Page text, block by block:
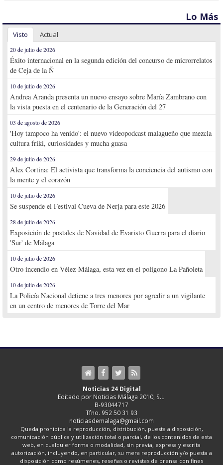
Lo Más
Visto Actual
20 de julio de 2026
Éxito internacional en la segunda edición del concurso de microrrelatos
de Ceja de la Ñ
10 de julio de 2026
Andrea Aranda presenta un nuevo ensayo sobre María Zambrano con
la vista puesta en el centenario de la Generación del 27
03 de agosto de 2026
'Hoy tampoco ha venido': el nuevo videopodcast malagueño que mezcla
cultura friki, curiosidades y mucha guasa
29 de julio de 2026
Alex Cortina: El activista que transforma la conciencia del autismo con
la mente y el corazón
10 de julio de 2026
Se suspende el Festival Cueva de Nerja para este 2026
28 de julio de 2026
Exposición de postales de Navidad de Evaristo Guerra para el diario
'Sur' de Málaga
10 de julio de 2026
Otro incendio en Vélez-Málaga, esta vez en el polígono La Pañoleta
10 de julio de 2026
La Policía Nacional detiene a tres menores por agredir a un vigilante
en un centro de menores de Torre del Mar
Noticias 24 Digital
Editado por Noticias Málaga 2010, S.L.
B-93044717
Tfno. 952 50 31 93
noticiasdemalaga@gmail.com
Queda prohibida la reproducción, distribución, puesta a disposición,
comunicación pública y utilización total o parcial, de los contenidos de esta
web, en cualquier forma o modalidad, sin previa, expresa y escrita
autorización, incluyendo, en particular, su mera reproducción y/o puesta a
disposición como resúmenes, reseñas o revistas de prensa con fines